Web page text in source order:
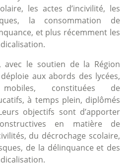
les actes d’incivilité, les
la consommation de
et plus récemment les
avec le soutien de la Région
aux abords des lycées,
constituées de
à temps plein, diplômés
objectifs sont d’apporter
en matière de
du décrochage scolaire,
de la délinquance et des